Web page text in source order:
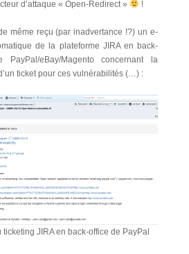
d’attaque « Open-Redirect » !
même reçu (par inadvertance !?) un e-
de la plateforme JIRA en back-
PayPal/eBay/Magento concernant la
ticket pour ces vulnérabilités (…) :
ticketing JIRA en back-office de PayPal